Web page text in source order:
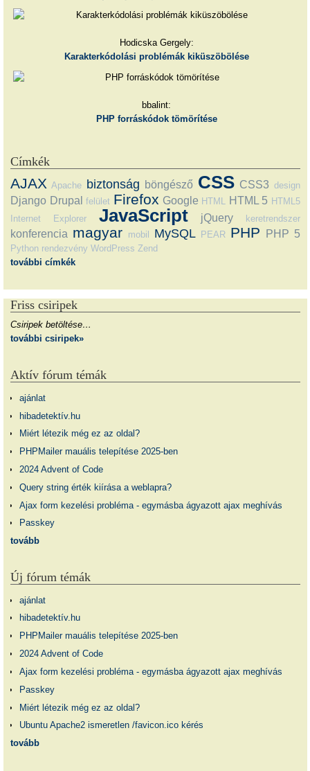
Hodicska Gergely:
Karakterkódolási problémák kiküszöbölése
bbalint:
PHP forráskódok tömörítése
Címkék
AJAX Apache biztonság böngésző CSS CSS3 design
Django Drupal felület Firefox Google HTML HTML 5 HTML5
Internet Explorer
JavaScript jQuery keretrendszer
konferencia magyar mobil MySQL PEAR PHP PHP 5
Python rendezvény WordPress Zend
további címkék
Friss csiripek
Csiripek betöltése…
további csiripek»
Aktív fórum témák
ajánlat
hibadetektív.hu
Miért létezik még ez az oldal?
PHPMailer mauális telepítése 2025-ben
2024 Advent of Code
Query string érték kiírása a weblapra?
Ajax form kezelési probléma - egymásba ágyazott ajax meghívás
Passkey
tovább
Új fórum témák
ajánlat
hibadetektív.hu
PHPMailer mauális telepítése 2025-ben
2024 Advent of Code
Ajax form kezelési probléma - egymásba ágyazott ajax meghívás
Passkey
Miért létezik még ez az oldal?
Ubuntu Apache2 ismeretlen /favicon.ico kérés
tovább